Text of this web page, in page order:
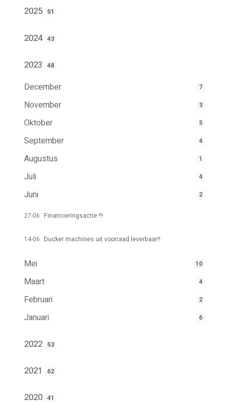
2025 51
2024 43
2023 48
December 7
November 3
Oktober 5
September 4
Augustus 1
Juli 4
Juni 2
27-06 Financieringsactie !!!
14-06 Ducker machines uit voorraad leverbaar!!
Mei 10
Maart 4
Februari 2
Januari 6
2022 53
2021 62
2020 41